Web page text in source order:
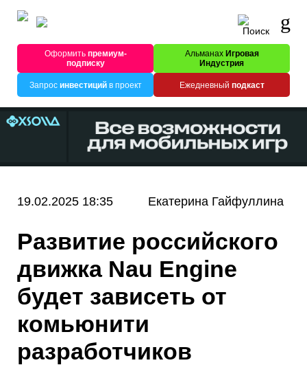
Оформитьпремиум-
подписку
Альманах Игровая
Индустрия
Запрос инвестицийв проект Ежедневный подкаст
19.02.2025 18:35 Екатерина Гайфуллина
Развитие российского
движка Nau Engine
будет зависеть от
комьюнити
разработчиков